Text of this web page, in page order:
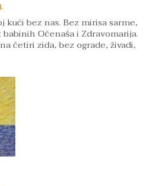
kući bez nas. Bez mirisa sarme,
Očenaša i Zdravomarija.
četiri zida, bez ograde, živadi,